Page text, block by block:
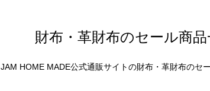
財布・革財布のセール商品
JAM HOME MADE公式通販サイトの財布・革財布のセ